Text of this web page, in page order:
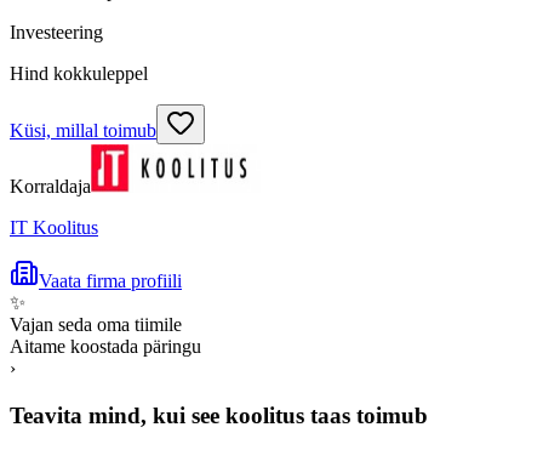
Investeering
Hind kokkuleppel
Küsi, millal toimub
Korraldaja
IT Koolitus
Vaata firma profiili
✨
Vajan seda oma tiimile
Aitame koostada päringu
›
Teavita mind, kui see koolitus taas toimub